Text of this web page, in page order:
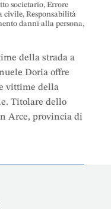
societario, Errore
civile, Responsabilità
danni alla persona,
della strada a
Doria offre
vittime della
Titolare dello
Arce, provincia di